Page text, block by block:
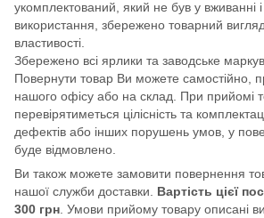
укомплектований, який не був у вживанні і
використання, збережено товарний вигляд
властивості.
Збережено всі ярлики та заводське
Повернути товар Ви можете самостійно,
нашого офісу або на склад. При прийомі
перевірятиметься цілісність та
дефектів або інших порушень умов, у
буде відмовлено.
Ви також можете замовити повернення
нашої служби доставки. Вартість цієї
300 грн . Умови прийому товару описані